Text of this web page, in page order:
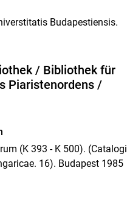
Budapestiensis.
/ Bibliothek für
Piaristenordens /
(K 393 - K 500). (Catalogi
16). Budapest 1985